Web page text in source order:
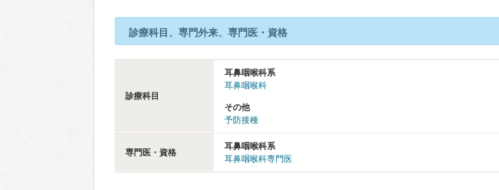
診療科目、専門外来、専門医・資格
診療科目
耳鼻咽喉科系
耳鼻咽喉科
その他
予防接種
専門医・資格
耳鼻咽喉科系
耳鼻咽喉科専門医